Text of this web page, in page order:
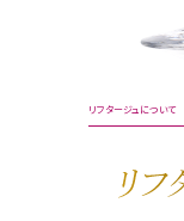
リフタージュについて